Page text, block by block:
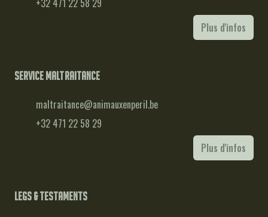
+32 471 22 58 29
Plus d'infos
Service maltraitance
maltraitance@animauxenperil.be
+32 471 22 58 29
Plus d'infos
Legs & testaments